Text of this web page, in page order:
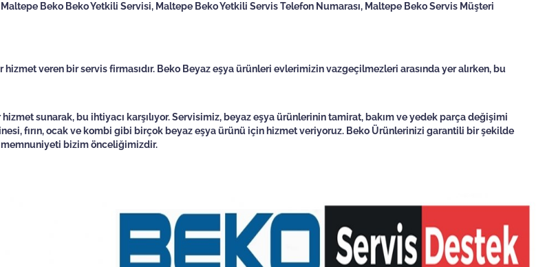
Beko Beko Yetkili Servisi, Maltepe Beko Yetkili Servis Telefon Numarası, Maltepe Beko Servis Müşteri
veren bir servis firmasıdır. Beko Beyaz eşya ürünleri evlerimizin vazgeçilmezleri arasında yer alırken, bu
sunarak, bu ihtiyacı karşılıyor. Servisimiz, beyaz eşya ürünlerinin tamirat, bakım ve yedek parça değişimi
fırın, ocak ve kombi gibi birçok beyaz eşya ürünü için hizmet veriyoruz. Beko Ürünlerinizi garantili bir şekilde
memnuniyeti bizim önceliğimizdir.